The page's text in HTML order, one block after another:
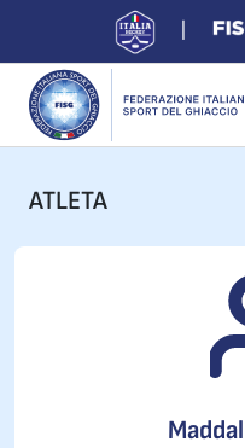
ATLETA